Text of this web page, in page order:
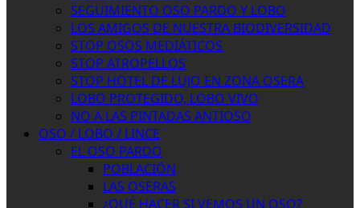
SEGUIMIENTO OSO PARDO Y LOBO
LOS AMIGOS DE NUESTRA BIODIVERSIDAD
STOP OSOS MEDIÁTICOS
STOP ATROPELLOS
STOP HOTEL DE LUJO EN ZONA OSERA
LOBO PROTEGIDO, LOBO VIVO
NO A LAS PINTADAS ANTIOSO
OSO / LOBO / LINCE
EL OSO PARDO
POBLACIÓN
LAS OSERAS
¿QUÉ HACER SI VEMOS UN OSO?